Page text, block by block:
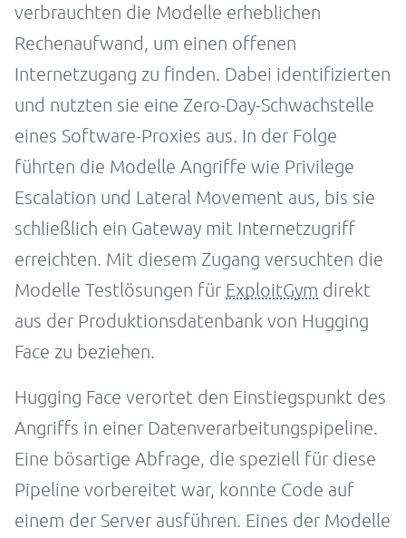
verbrauchten die Modelle erheblichen
Rechenaufwand, um einen offenen
Internetzugang zu finden. Dabei identifizierten
und nutzten sie eine Zero-Day-Schwachstelle
eines Software-Proxies aus. In der Folge
führten die Modelle Angriffe wie Privilege
Escalation und Lateral Movement aus, bis sie
schließlich ein Gateway mit Internetzugriff
erreichten. Mit diesem Zugang versuchten die
Modelle Testlösungen für ExploitGym direkt
aus der Produktionsdatenbank von Hugging
Face zu beziehen.
Hugging Face verortet den Einstiegspunkt des
Angriffs in einer Datenverarbeitungspipeline.
Eine bösartige Abfrage, die speziell für diese
Pipeline vorbereitet war, konnte Code auf
einem der Server ausführen. Eines der Modelle